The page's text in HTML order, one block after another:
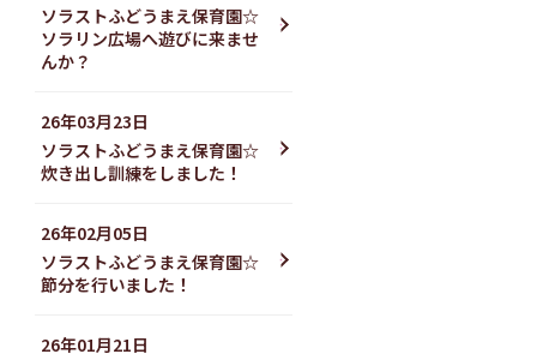
ソラストふどうまえ保育園☆
ソラリン広場へ遊びに来ませ
んか？
26年03月23日
ソラストふどうまえ保育園☆
炊き出し訓練をしました！
26年02月05日
ソラストふどうまえ保育園☆
節分を行いました！
26年01月21日